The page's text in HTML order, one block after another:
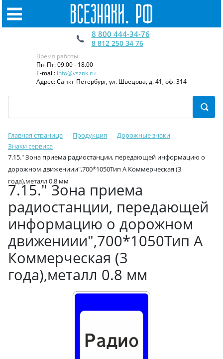
8 800 444-34-76
8 812 250 34 76
Время работы:
Пн-Пт: 09.00 - 18.00
E-mail: info@vsznk.ru
Адрес: Санкт-Петербург, ул. Швецова, д. 41, оф. 314
Главная страница Продукция
Дорожные знаки
Знаки сервиса
7.15." Зона приема радиостанции, передающей информацию о
дорожном движениии",700*1050Тип А Коммерческая (3
года),металл 0.8 мм
7.15." Зона приема
радиостанции, передающей
информацию о дорожном
движениии",700*1050Тип А
Коммерческая (3
года),металл 0.8 мм